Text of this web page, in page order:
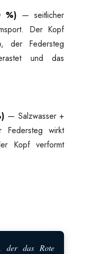
%) — seitlicher
Der Kopf
der Federsteg
und das
— Salzwasser +
Federsteg wirkt
Kopf verformt
der das Rote